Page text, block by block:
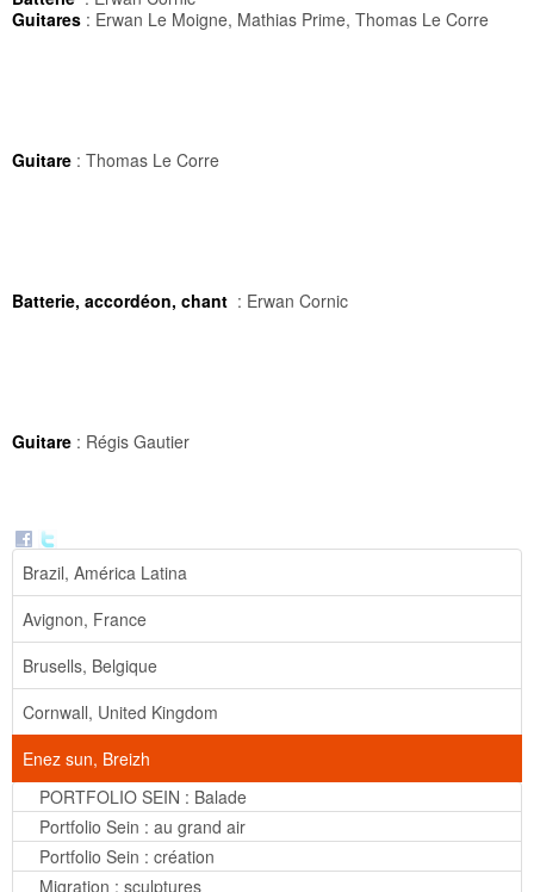
Guitares : Erwan Le Moigne, Mathias Prime, Thomas Le Corre
Guitare : Thomas Le Corre
Batterie, accordéon, chant : Erwan Cornic
Guitare : Régis Gautier
Brazil, América Latina
Avignon, France
Brusells, Belgique
Cornwall, United Kingdom
Enez sun, Breizh
PORTFOLIO SEIN : Balade
Portfolio Sein : au grand air
Portfolio Sein : création
Migration : sculptures